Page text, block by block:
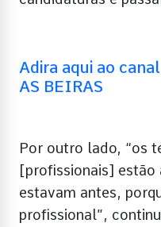
Adira aqui ao
AS BEIRAS
Por outro lado, “os
[profissionais] estão
estavam antes,
profissional”,